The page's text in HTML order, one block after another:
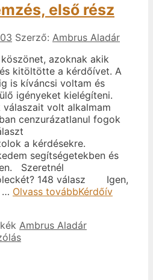
első rész
Szerző: Ambrus Aladár
azoknak akik
kitöltötte a kérdőívet. A
is kíváncsi voltam és
igényeket kielégíteni.
volt alkalmam
cenzurázatlanul fogok
a kérdésekre.
segítségetekben és
Szeretnél
148 válasz Igen,
… Olvass továbbKérdőív
Ambrus Aladár